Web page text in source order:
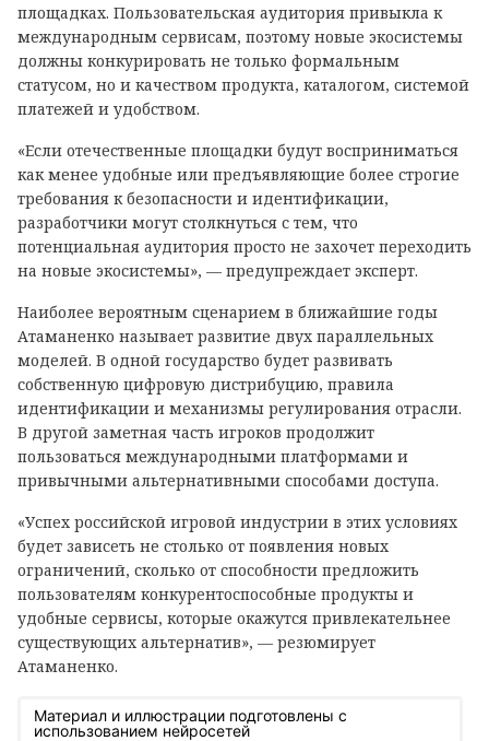
площадках. Пользовательская аудитория привыкла к
международным сервисам, поэтому новые экосистемы
должны конкурировать не только формальным
статусом, но и качеством продукта, каталогом, системой
платежей и удобством.
«Если отечественные площадки будут восприниматься
как менее удобные или предъявляющие более строгие
требования к безопасности и идентификации,
разработчики могут столкнуться с тем, что
потенциальная аудитория просто не захочет переходить
на новые экосистемы», — предупреждает эксперт.
Наиболее вероятным сценарием в ближайшие годы
Атаманенко называет развитие двух параллельных
моделей. В одной государство будет развивать
собственную цифровую дистрибуцию, правила
идентификации и механизмы регулирования отрасли.
В другой заметная часть игроков продолжит
пользоваться международными платформами и
привычными альтернативными способами доступа.
«Успех российской игровой индустрии в этих условиях
будет зависеть не столько от появления новых
ограничений, сколько от способности предложить
пользователям конкурентоспособные продукты и
удобные сервисы, которые окажутся привлекательнее
существующих альтернатив», — резюмирует
Атаманенко.
Материал и иллюстрации подготовлены с
использованием нейросетей